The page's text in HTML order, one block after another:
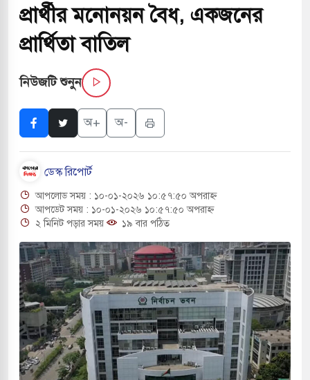
হয়ে আসছে ‘স্পেশাল রেসপন্স ব্যাটালিয়ন
মুখোমুখি সংঘর্ষে ৯ জন নিহত
৬ শ্রমিক নিহত, আহত ১৫
নিয়ন্ত্রণে দেড় হাজার মসজিদ থেকে মাইক
গুলিতে শিক্ষক নিহত, হামলাকারীর আত্মহত্যা
মধ্যপ্রাচ্যে ব্ল্যাকআউটের কঠোর হুঁশিয়ারি ইরানের
বিমানবন্দরের নিরাপত্তা তল্লাশিতে ছাড় দেওয়া হবে না:
দক্ষিণ কোরিয়ার বন্দি ২৫ শতাংশ বেড়েছে
থাকুক বা না থাকুক, ইরানে একক সামরিক পদক্ষেপের
প্রার্থীর মনোনয়ন বৈধ, একজনের
প্রার্থিতা বাতিল
নিউজটি শুনুন
অ+ অ-
ডেস্ক রিপোর্ট
আপলোড সময় : ১০-০১-২০২৬ ১০:৫৭:৫০ অপরাহ্ন
আপডেট সময় : ১০-০১-২০২৬ ১০:৫৭:৫০ অপরাহ্ন
২ মিনিট পড়ার সময়
১৯ বার পঠিত